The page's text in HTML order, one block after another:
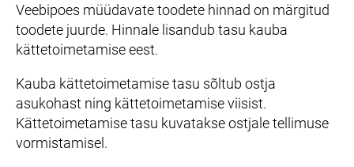
Veebipoes müüdavate toodete hinnad on märgitud
toodete juurde. Hinnale lisandub tasu kauba
kättetoimetamise eest.
Kauba kättetoimetamise tasu sõltub ostja
asukohast ning kättetoimetamise viisist.
Kättetoimetamise tasu kuvatakse ostjale tellimuse
vormistamisel.